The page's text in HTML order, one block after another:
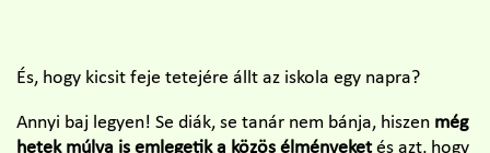
És, hogy kicsit feje tetejére állt az iskola egy napra?
Annyi baj legyen! Se diák, se tanár nem bánja, hiszen még
hetek múlva is emlegetik a közös élményeketés azt, hogy